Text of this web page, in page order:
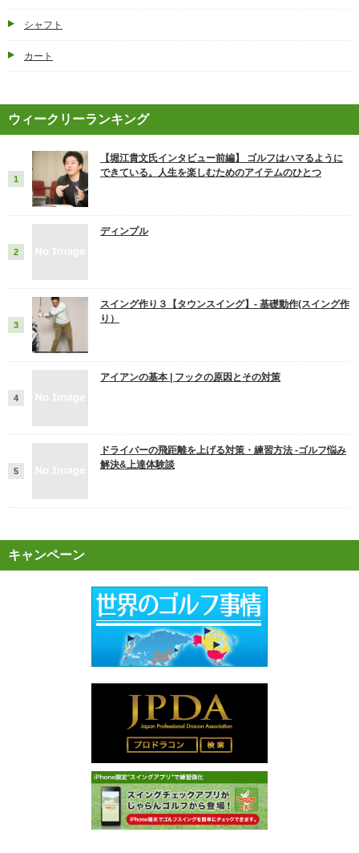
シャフト
カート
ウィークリーランキング
【堀江貴文氏インタビュー前編】 ゴルフはハマるように
できている。人生を楽しむためのアイテムのひとつ
ディンプル
スイング作り３【タウンスイング】‐ 基礎動作(スイング作
り）
アイアンの基本 | フックの原因とその対策
ドライバーの飛距離を上げる対策・練習方法 -ゴルフ悩み
解決&上達体験談
キャンペーン